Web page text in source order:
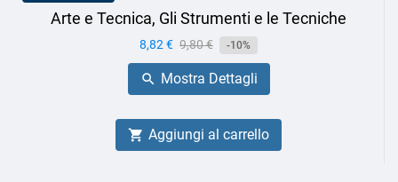
Arte e Tecnica, Gli Strumenti e le Tecniche
Prezzo
8,82 € Prezzo
base
9,80 € -10%
 Mostra Dettagli
 Aggiungi al carrello